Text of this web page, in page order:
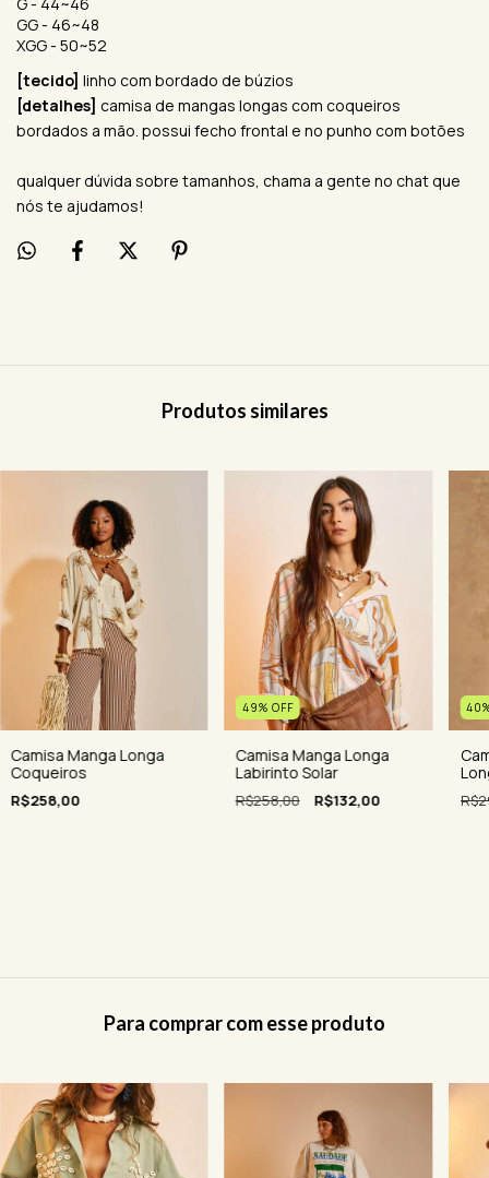
GG - 46~48
XGG - 50~52
[tecido] linho com bordado de búzios
[detalhes] camisa de mangas longas com coqueiros
bordados a mão. possui fecho frontal e no punho com botões
qualquer dúvida sobre tamanhos, chama a gente no chat que
nós te ajudamos!
Produtos similares
Camisa Manga Longa
Coqueiros
R$258,00
49% OFF
Camisa Manga Longa
Labirinto Solar
R$258,00 R$132,00
40
Para comprar com esse produto